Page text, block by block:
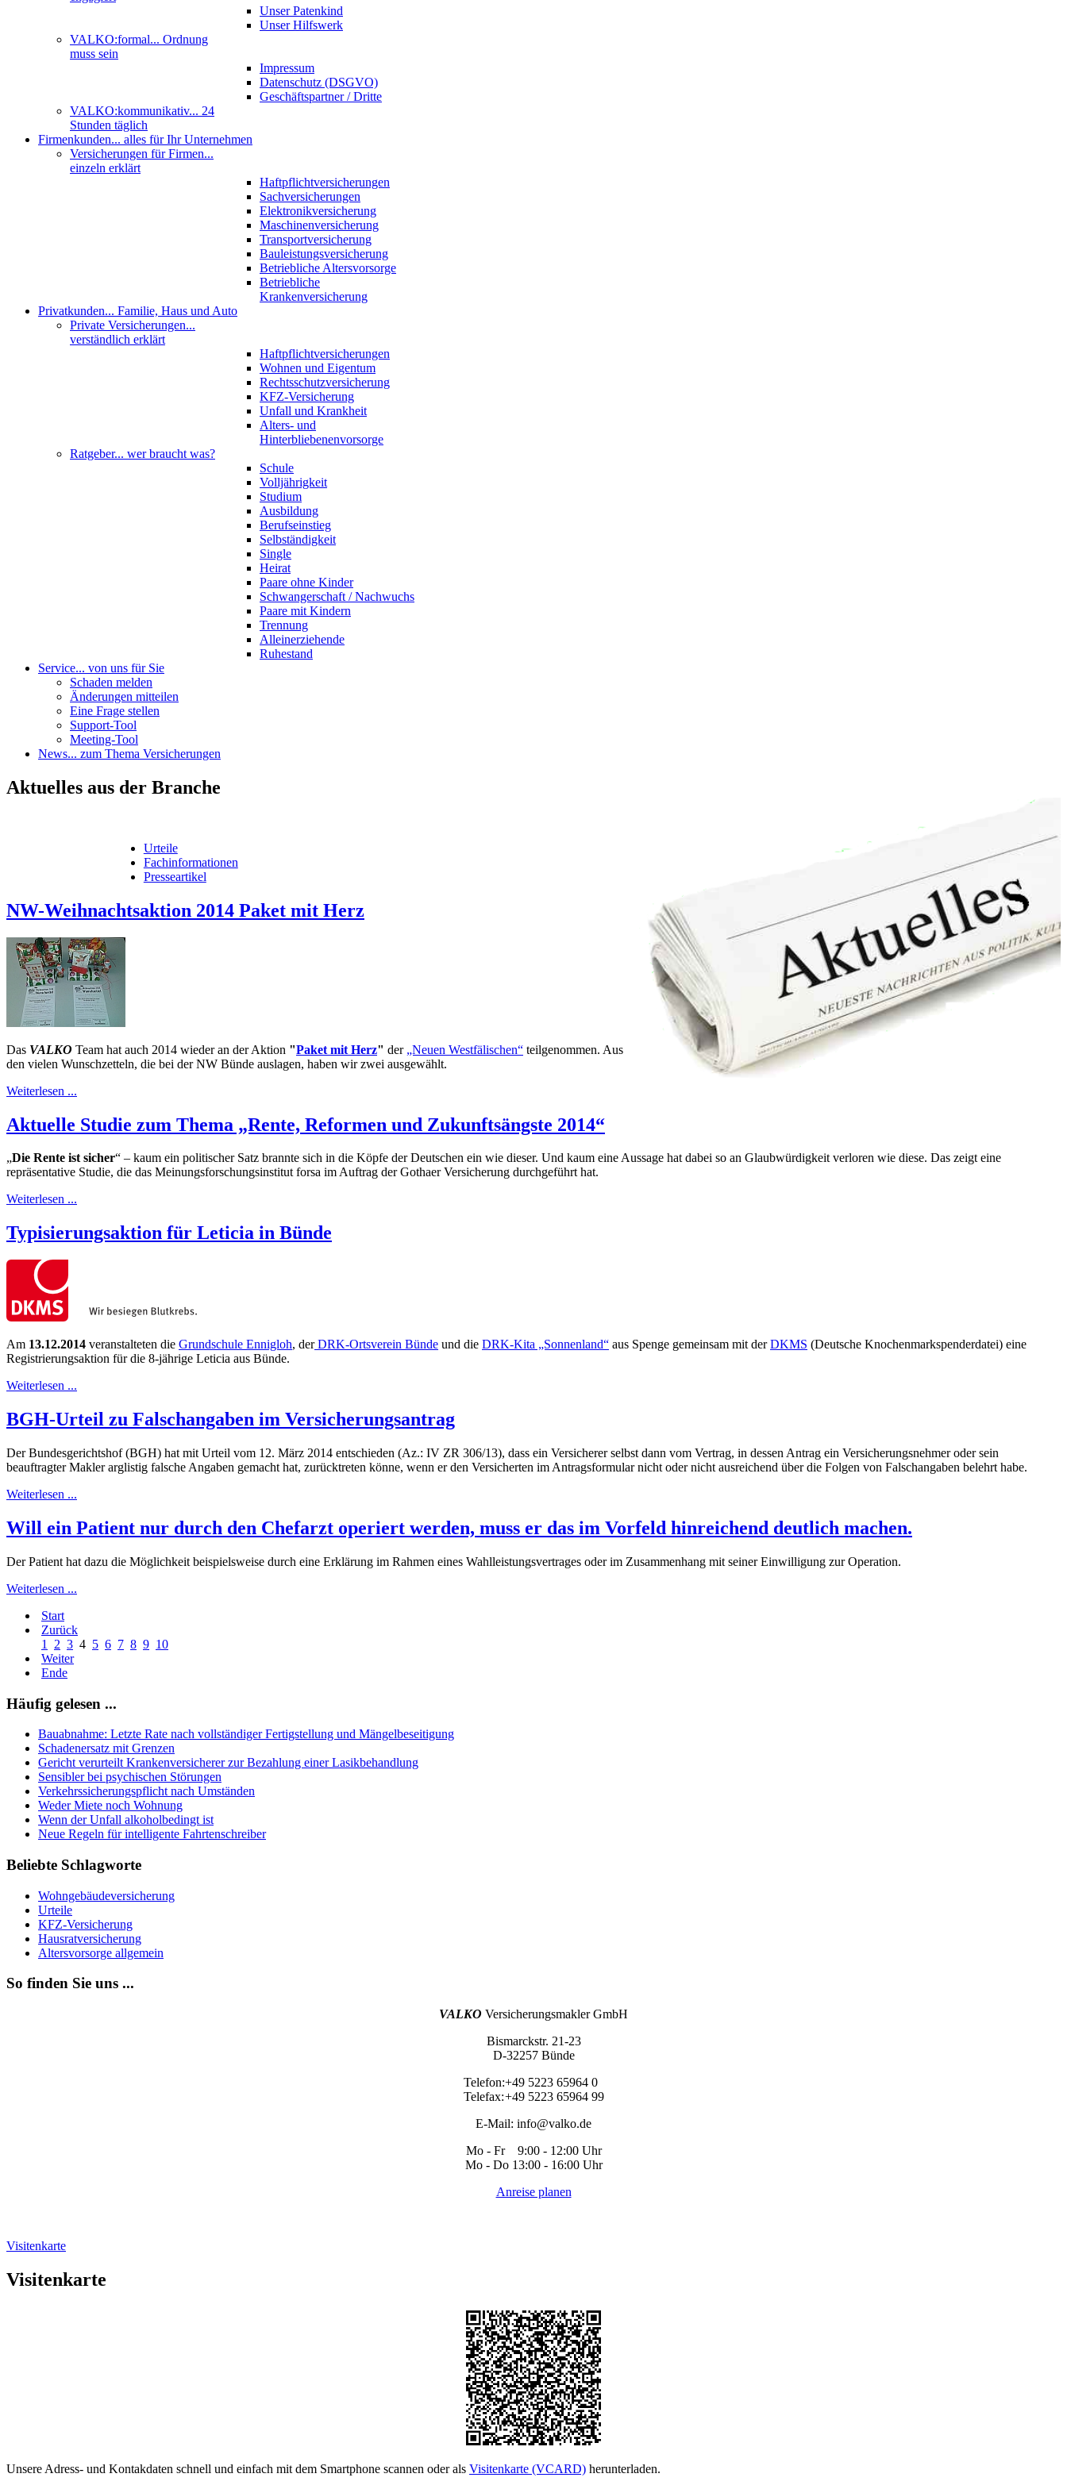
Unser Patenkind
Unser Hilfswerk
VALKO:formal... Ordnung
muss sein
Impressum
Datenschutz (DSGVO)
Geschäftspartner / Dritte
VALKO:kommunikativ... 24
Stunden täglich
Firmenkunden... alles für Ihr Unternehmen
Versicherungen für Firmen...
einzeln erklärt
Haftpflichtversicherungen
Sachversicherungen
Elektronikversicherung
Maschinenversicherung
Transportversicherung
Bauleistungsversicherung
Betriebliche Altersvorsorge
Betriebliche
Krankenversicherung
Privatkunden... Familie, Haus und Auto
Private Versicherungen...
verständlich erklärt
Haftpflichtversicherungen
Wohnen und Eigentum
Rechtsschutzversicherung
KFZ-Versicherung
Unfall und Krankheit
Alters- und
Hinterbliebenenvorsorge
Ratgeber... wer braucht was?
Schule
Volljährigkeit
Studium
Ausbildung
Berufseinstieg
Selbständigkeit
Single
Heirat
Paare ohne Kinder
Schwangerschaft / Nachwuchs
Paare mit Kindern
Trennung
Alleinerziehende
Ruhestand
Service... von uns für Sie
Schaden melden
Änderungen mitteilen
Eine Frage stellen
Support-Tool
Meeting-Tool
News... zum Thema Versicherungen
Aktuelles aus der Branche
Urteile
Fachinformationen
Presseartikel
NW-Weihnachtsaktion 2014 Paket mit Herz
Das VALKO Team hat auch 2014 wieder an der Aktion "Paket mit Herz" der „Neuen Westfälischen“ teilgenommen. Aus
den vielen Wunschzetteln, die bei der NW Bünde auslagen, haben wir zwei ausgewählt.
Weiterlesen ...
Aktuelle Studie zum Thema „Rente, Reformen und Zukunftsängste 2014“
„Die Rente ist sicher“ – kaum ein politischer Satz brannte sich in die Köpfe der Deutschen ein wie dieser. Und kaum eine Aussage hat dabei so an Glaubwürdigkeit verloren wie diese. Das zeigt eine
repräsentative Studie, die das Meinungsforschungsinstitut forsa im Auftrag der Gothaer Versicherung durchgeführt hat.
Weiterlesen ...
Typisierungsaktion für Leticia in Bünde
Am 13.12.2014 veranstalteten die Grundschule Ennigloh, derDRK-Ortsverein Bünde und die DRK-Kita „Sonnenland“ aus Spenge gemeinsam mit derDKMS (Deutsche Knochenmarkspenderdatei) eine
Registrierungsaktion für die 8-jährige Leticia aus Bünde.
Weiterlesen ...
BGH-Urteil zu Falschangaben im Versicherungsantrag
Der Bundesgerichtshof (BGH) hat mit Urteil vom 12. März 2014 entschieden (Az.: IV ZR 306/13), dass ein Versicherer selbst dann vom Vertrag, in dessen Antrag ein Versicherungsnehmer oder sein
beauftragter Makler arglistig falsche Angaben gemacht hat, zurücktreten könne, wenn er den Versicherten im Antragsformular nicht oder nicht ausreichend über die Folgen von Falschangaben belehrt habe.
Weiterlesen ...
Will ein Patient nur durch den Chefarzt operiert werden, muss er das im Vorfeld hinreichend deutlich machen.
Der Patient hat dazu die Möglichkeit beispielsweise durch eine Erklärung im Rahmen eines Wahlleistungsvertrages oder im Zusammenhang mit seiner Einwilligung zur Operation.
Weiterlesen ...
Start
Zurück
1
2 3 4 5 6 7 8 9 10
Weiter
Ende
Häufig gelesen ...
Bauabnahme: Letzte Rate nach vollständiger Fertigstellung und Mängelbeseitigung
Schadenersatz mit Grenzen
Gericht verurteilt Krankenversicherer zur Bezahlung einer Lasikbehandlung
Sensibler bei psychischen Störungen
Verkehrssicherungspflicht nach Umständen
Weder Miete noch Wohnung
Wenn der Unfall alkoholbedingt ist
Neue Regeln für intelligente Fahrtenschreiber
Beliebte Schlagworte
Wohngebäudeversicherung
Urteile
KFZ-Versicherung
Hausratversicherung
Altersvorsorge allgemein
So finden Sie uns ...
VALKO Versicherungsmakler GmbH
Bismarckstr. 21-23
D-32257 Bünde
Telefon:+49 5223 65964 0
Telefax:+49 5223 65964 99
E-Mail: info@valko.de
Mo - Fr 9:00 - 12:00 Uhr
Mo - Do 13:00 - 16:00 Uhr
Anreise planen
Visitenkarte
Visitenkarte
Unsere Adress- und Kontakdaten schnell und einfach mit dem Smartphone scannen oder als Visitenkarte (VCARD) herunterladen.